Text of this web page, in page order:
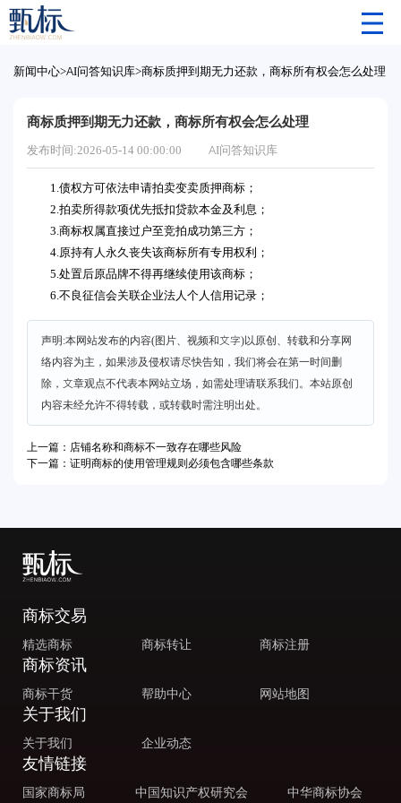
新闻中心>AI问答知识库>商标质押到期无力还款，商标所有权会怎么处理
商标质押到期无力还款，商标所有权会怎么处理
发布时间:2026-05-14 00:00:00 AI问答知识库
1.债权方可依法申请拍卖变卖质押商标；
2.拍卖所得款项优先抵扣贷款本金及利息；
3.商标权属直接过户至竞拍成功第三方；
4.原持有人永久丧失该商标所有专用权利；
5.处置后原品牌不得再继续使用该商标；
6.不良征信会关联企业法人个人信用记录；
声明:本网站发布的内容(图片、视频和文字)以原创、转载和分享网
络内容为主，如果涉及侵权请尽快告知，我们将会在第一时间删
除，文章观点不代表本网站立场，如需处理请联系我们。本站原创
内容未经允许不得转载，或转载时需注明出处。
上一篇：店铺名称和商标不一致存在哪些风险
下一篇：证明商标的使用管理规则必须包含哪些条款
商标交易
精选商标 商标转让 商标注册
商标资讯
商标干货 帮助中心 网站地图
关于我们
关于我们 企业动态
友情链接
国家商标局 中国知识产权研究会
中华商标协会